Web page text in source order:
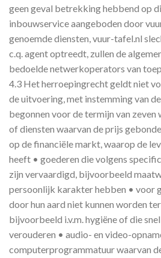
geen geval betrekking hebbend op
inbouwservice aangeboden door
genoemde diensten, vuur-tafel.nl
c.q. agent optreedt, zullen de
bedoelde netwerkoperators van
4.3 Het herroepingrecht geldt niet
de uitvoering, met instemming van
begonnen voor de termijn van zeven
of diensten waarvan de prijs
op de financiële markt, waarop de
heeft • goederen die volgens
zijn vervaardigd, bijvoorbeeld
persoonlijk karakter hebben • voor
door hun aard niet kunnen worden
bijvoorbeeld i.v.m. hygiëne of die
verouderen • audio- en video-
computerprogrammatuur waarvan